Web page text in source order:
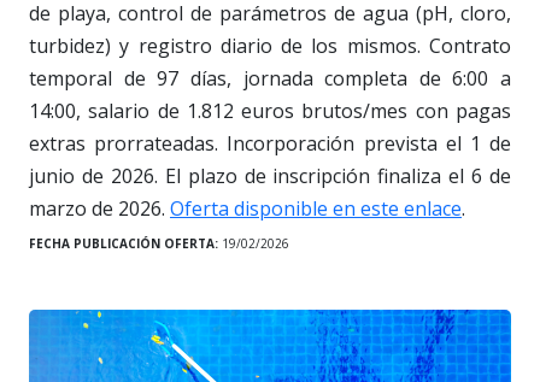
de playa, control de parámetros de agua (pH, cloro,
turbidez) y registro diario de los mismos. Contrato
temporal de 97 días, jornada completa de 6:00 a
14:00, salario de 1.812 euros brutos/mes con pagas
extras prorrateadas. Incorporación prevista el 1 de
junio de 2026. El plazo de inscripción finaliza el 6 de
marzo de 2026. Oferta disponible en este enlace.
FECHA PUBLICACIÓN OFERTA: 19/02/2026